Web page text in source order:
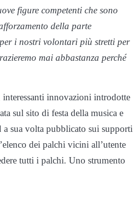
figure competenti che sono
della parte
i nostri volontari più stretti per
mai abbastanza perché
interessanti innovazioni introdotte
sul sito di festa della musica e
sua volta pubblicato sui supporti
dei palchi vicini all’utente
tutti i palchi. Uno strumento